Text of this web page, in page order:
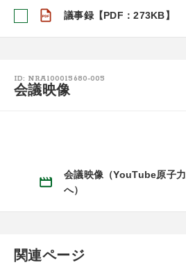
議事録【PDF：273KB】
ID: NRA100015680-005
会議映像
会議映像（YouTube原子
へ）
関連ページ